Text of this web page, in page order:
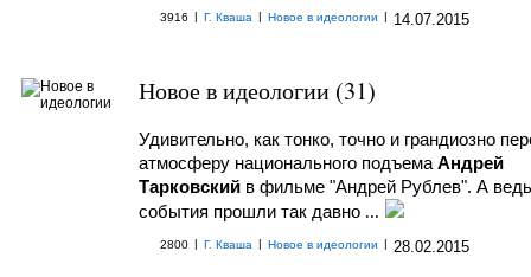
3916 | Г. Кваша | Новое в идеологии | 14.07.2015
Новое в идеологии (31)
Удивительно, как тонко, точно и грандиозно
атмосферу национального подъема Андрей
Тарковский в фильме "Андрей Рублев". А ведь
события прошли так давно ...
2800 | Г. Кваша | Новое в идеологии | 28.02.2015